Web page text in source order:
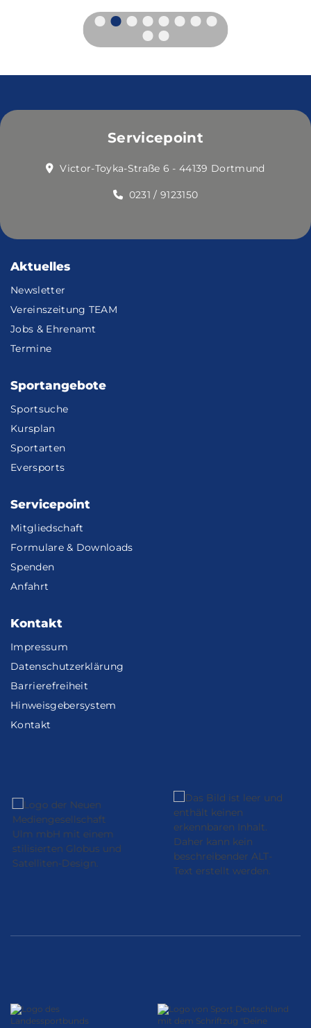
Servicepoint
Victor-Toyka-Straße 6 - 44139 Dortmund
0231 / 9123150
Aktuelles
Newsletter
Vereinszeitung TEAM
Jobs & Ehrenamt
Termine
Sportangebote
Sportsuche
Kursplan
Sportarten
Eversports
Servicepoint
Mitgliedschaft
Formulare & Downloads
Spenden
Anfahrt
Kontakt
Impressum
Datenschutzerklärung
Barrierefreiheit
Hinweisgebersystem
Kontakt